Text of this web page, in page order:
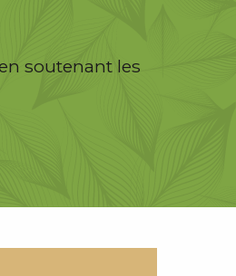
soutenant les